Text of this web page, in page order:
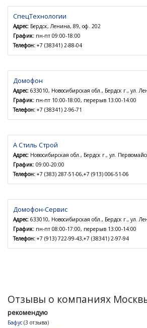
СпецТехнологии
Адрес: Бердск, Ленина, 89, оф. 202
График: пн-пт 09:00-18:00
Телефон: +7 (38341) 2-88-04
Домофон
Адрес: 633010, Новосибирская обл., Бердск г., ул.
График: пн-пт 10:00-18:00, перерыв 13:00-14:00
Телефон: +7 (38341) 2-96-71
А Стиль Строй
Адрес: Новосибирская обл., Бердск г., ул.
График: 09:00-20:00
Телефон: +7 (383) 287-51-06,+7 (913) 006-51-06
Домофон-Сервис
Адрес: 633010, Новосибирская обл., Бердск г., ул.
График: пн-пт 08:00-17:00, перерыв 13:00-14:00
Телефон: +7 (913) 722-99-43,+7 (38341) 2-97-94
Отзывы о компаниях
рекомендую
Бафус (3 отзыва)